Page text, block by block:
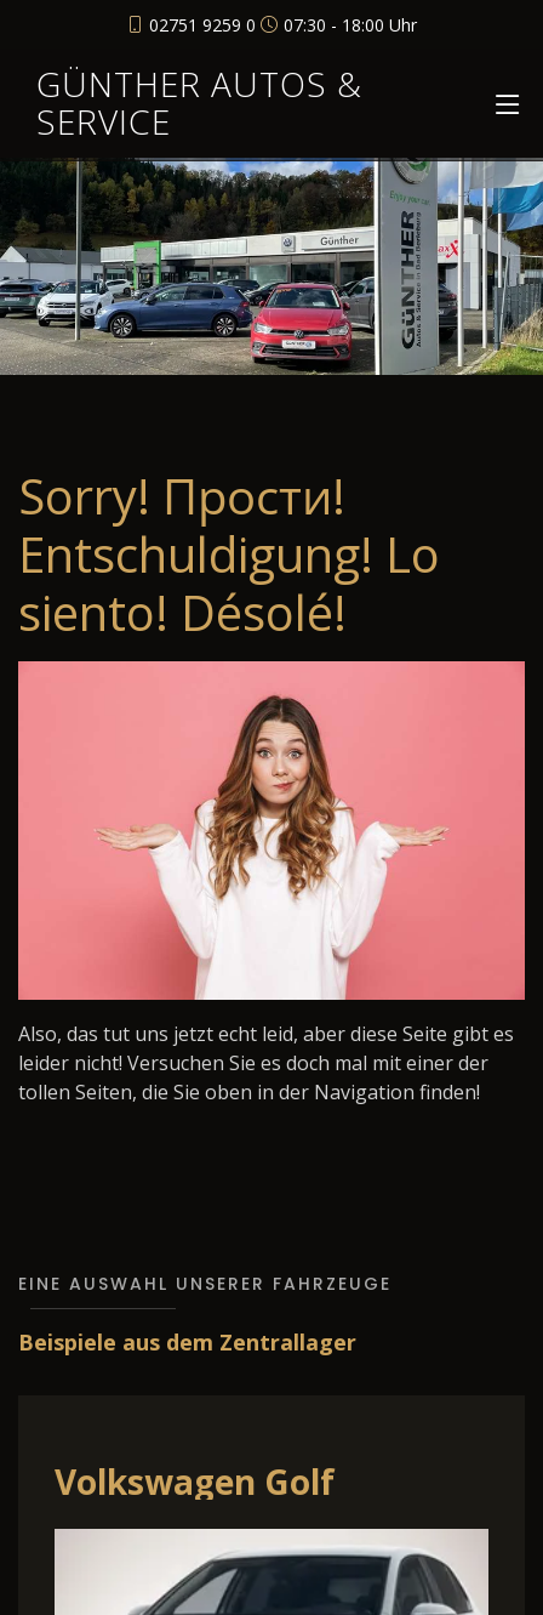
02751 9259 0 07:30 - 18:00 Uhr
GÜNTHER AUTOS &
SERVICE
Sorry! Прости!
Entschuldigung! Lo
siento! Désolé!
Also, das tut uns jetzt echt leid, aber diese Seite gibt es
leider nicht! Versuchen Sie es doch mal mit einer der
tollen Seiten, die Sie oben in der Navigation finden!
EINE AUSWAHL UNSERER FAHRZEUGE
Beispiele aus dem Zentrallager
Volkswagen Golf